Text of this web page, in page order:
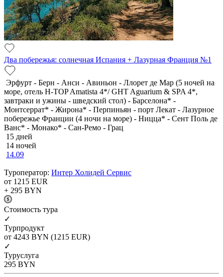
Два побережья: солнечная Испания + Лазурная Франция №1
Эрфурт - Берн - Анси - Авиньон - Ллорет де Мар (5 ночей на
море, отель H-TOP Amatista 4*/ GHT Aguarium & SPA 4*,
завтраки и ужины - шведский стол) - Барселона* -
Монтсеррат* - Жирона* - Перпиньян - порт Лекат - Лазурное
побережье Франции (4 ночи на море) - Ницца* - Сент Поль де
Ванс* - Монако* - Сан-Ремо - Грац
15 дней
14 ночей
14.09
Туроператор: Интер Холидей Сервис
от 1215 EUR
+ 295 BYN
Cтоимость тура
✓
Турпродукт
от 4243 BYN (1215 EUR)
✓
Туруслуга
295 BYN